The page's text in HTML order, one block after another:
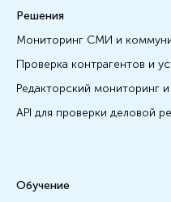
Решения
Мониторинг СМИ и
Проверка контрагентов и
Редакторский мониторинг
API для проверки деловой
Обучение